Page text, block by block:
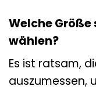
Welche
wählen?
Es ist ratsam,
auszumessen,